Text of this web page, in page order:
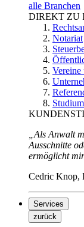
alle Branchen
DIREKT ZU
Notariat
Vereine
„Als Anwalt
Ausschnitte
ermöglicht
Cedric Knop,
Services
zurück